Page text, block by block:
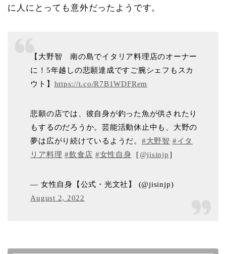
に人にとっても意外だったようです。
【大野智 南の島でイタリア料理店のオーナー
に！5年越しの悲願達成ですご腕シェフもスカ
ウト】 https://t.co/R7B1WDFRem
悲願の店では、彼自身が釣った魚が供されたり
もするのだろうか。芸能活動休止中も、大野の
夢は広がり続けているようだ。 #大野智 #イタ
リア料理 #飲食店 #女性自身 ［@jisinjp ］
— 女性自身【公式・光文社】 (@jisinjp)
August 2, 2022